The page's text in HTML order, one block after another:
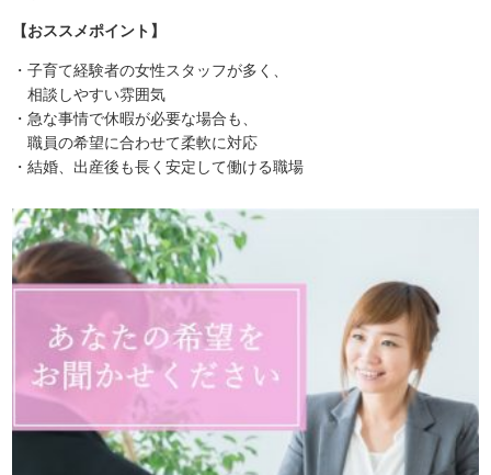
【おススメポイント】
・子育て経験者の女性スタッフが多く、
相談しやすい雰囲気
・急な事情で休暇が必要な場合も、
職員の希望に合わせて柔軟に対応
・結婚、出産後も長く安定して働ける職場